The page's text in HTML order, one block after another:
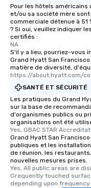
Pour les hôtels américains
et/ou sa société mère
commerciale détenue à
? Si oui, veuillez indiquer
certifiés :
NA
S'il y a lieu, pourriez-vous
Grand Hyatt San
matière de diversité,
https://about.hyatt.com/
SANTÉ ET SÉCURITÉ
Les pratiques du Grand
sur la base de
d'organismes publics ou
organisations ont été
Yes, GBAC STAR
Grand Hyatt San
publiques et les
de réunion, les
nouvelles mesures prises.
Yes, All public areas are
Grequently touched
depending upon frequency